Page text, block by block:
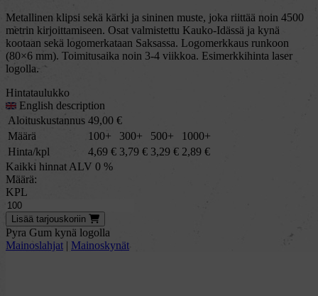
Metallinen klipsi sekä kärki ja sininen muste, joka riittää noin 4500
metrin kirjoittamiseen. Osat valmistettu Kauko-Idässä ja kynä
kootaan sekä logomerkataan Saksassa. Logomerkkaus runkoon
(80×6 mm). Toimitusaika noin 3-4 viikkoa. Esimerkkihinta laser
logolla.
Hintataulukko
English description
Aloituskustannus 49,00 €
Määrä
100+ 300+ 500+
1000+
Hinta/kpl
4,69 € 3,79 € 3,29 € 2,89 €
Kaikki hinnat ALV 0 %
Määrä:
KPL
Lisää tarjous koriin
Pyra Gum kynä logolla
Mainoslahjat | Mainoskynät